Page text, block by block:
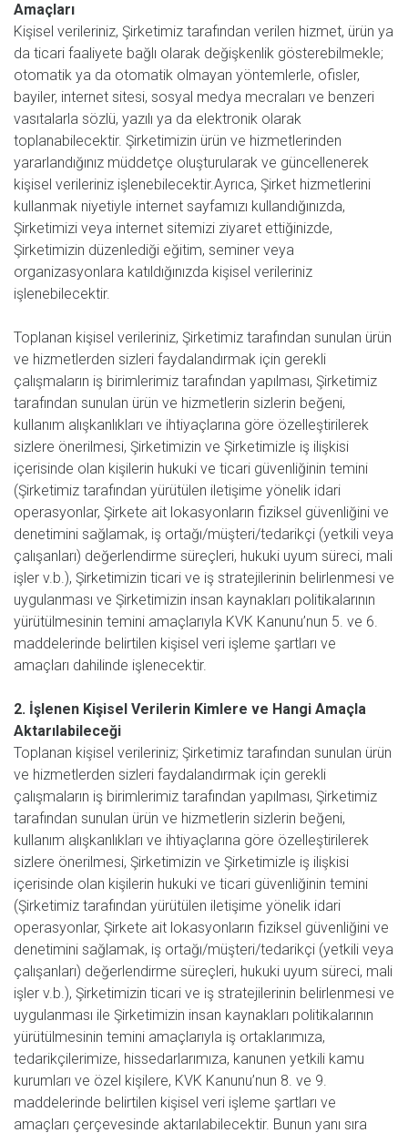
Amaçları
Kişisel verileriniz, Şirketimiz tarafından verilen hizmet, ürün ya
da ticari faaliyete bağlı olarak değişkenlik gösterebilmekle;
otomatik ya da otomatik olmayan yöntemlerle, ofisler,
bayiler, internet sitesi, sosyal medya mecraları ve benzeri
vasıtalarla sözlü, yazılı ya da elektronik olarak
toplanabilecektir. Şirketimizin ürün ve hizmetlerinden
yararlandığınız müddetçe oluşturularak ve güncellenerek
kişisel verileriniz işlenebilecektir.Ayrıca, Şirket hizmetlerini
kullanmak niyetiyle internet sayfamızı kullandığınızda,
Şirketimizi veya internet sitemizi ziyaret ettiğinizde,
Şirketimizin düzenlediği eğitim, seminer veya
organizasyonlara katıldığınızda kişisel verileriniz
işlenebilecektir.
Toplanan kişisel verileriniz, Şirketimiz tarafından sunulan ürün
ve hizmetlerden sizleri faydalandırmak için gerekli
çalışmaların iş birimlerimiz tarafından yapılması, Şirketimiz
tarafından sunulan ürün ve hizmetlerin sizlerin beğeni,
kullanım alışkanlıkları ve ihtiyaçlarına göre özelleştirilerek
sizlere önerilmesi, Şirketimizin ve Şirketimizle iş ilişkisi
içerisinde olan kişilerin hukuki ve ticari güvenliğinin temini
(Şirketimiz tarafından yürütülen iletişime yönelik idari
operasyonlar, Şirkete ait lokasyonların fiziksel güvenliğini ve
denetimini sağlamak, iş ortağı/müşteri/tedarikçi (yetkili veya
çalışanları) değerlendirme süreçleri, hukuki uyum süreci, mali
işler v.b.), Şirketimizin ticari ve iş stratejilerinin belirlenmesi ve
uygulanması ve Şirketimizin insan kaynakları politikalarının
yürütülmesinin temini amaçlarıyla KVK Kanunu’nun 5. ve 6.
maddelerinde belirtilen kişisel veri işleme şartları ve
amaçları dahilinde işlenecektir.
2. İşlenen Kişisel Verilerin Kimlere ve Hangi Amaçla
Aktarılabileceği
Toplanan kişisel verileriniz; Şirketimiz tarafından sunulan ürün
ve hizmetlerden sizleri faydalandırmak için gerekli
çalışmaların iş birimlerimiz tarafından yapılması, Şirketimiz
tarafından sunulan ürün ve hizmetlerin sizlerin beğeni,
kullanım alışkanlıkları ve ihtiyaçlarına göre özelleştirilerek
sizlere önerilmesi, Şirketimizin ve Şirketimizle iş ilişkisi
içerisinde olan kişilerin hukuki ve ticari güvenliğinin temini
(Şirketimiz tarafından yürütülen iletişime yönelik idari
operasyonlar, Şirkete ait lokasyonların fiziksel güvenliğini ve
denetimini sağlamak, iş ortağı/müşteri/tedarikçi (yetkili veya
çalışanları) değerlendirme süreçleri, hukuki uyum süreci, mali
işler v.b.), Şirketimizin ticari ve iş stratejilerinin belirlenmesi ve
uygulanması ile Şirketimizin insan kaynakları politikalarının
yürütülmesinin temini amaçlarıyla iş ortaklarımıza,
tedarikçilerimize, hissedarlarımıza, kanunen yetkili kamu
kurumları ve özel kişilere, KVK Kanunu’nun 8. ve 9.
maddelerinde belirtilen kişisel veri işleme şartları ve
amaçları çerçevesinde aktarılabilecektir. Bunun yanı sıra